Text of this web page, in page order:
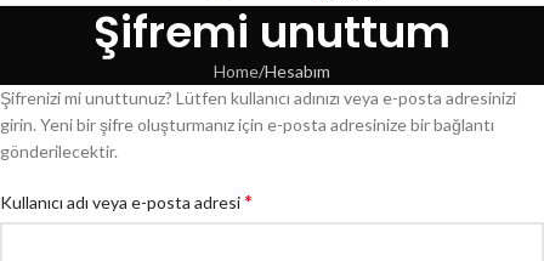
Şifremi unuttum
Home Hesabım
Şifrenizi mi unuttunuz? Lütfen kullanıcı adınızı veya e-posta adresinizi
girin. Yeni bir şifre oluşturmanız için e-posta adresinize bir bağlantı
gönderilecektir.
Kullanıcı adı veya e-posta adresi*